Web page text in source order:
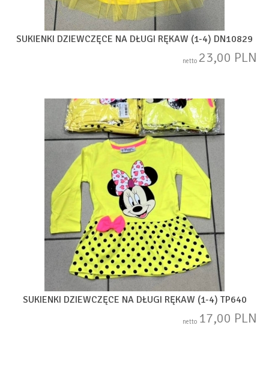
SUKIENKI DZIEWCZĘCE NA DŁUGI RĘKAW (1-4) DN10829
netto 23,00 PLN
SUKIENKI DZIEWCZĘCE NA DŁUGI RĘKAW (1-4) TP640
netto 17,00 PLN